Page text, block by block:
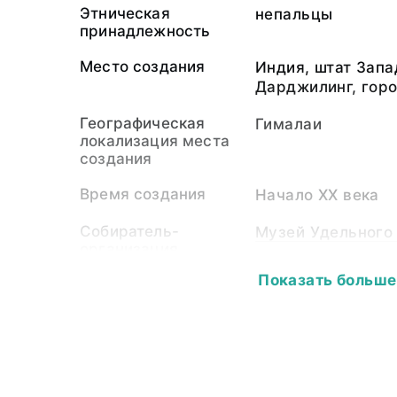
Этническая
принадлежность
непальцы
Место создания
Индия, штат
Дарджилинг,
Географическая
локализация места
создания
Гималаи
Время создания Начало XX века
Собиратель-
Музей
Показать больше